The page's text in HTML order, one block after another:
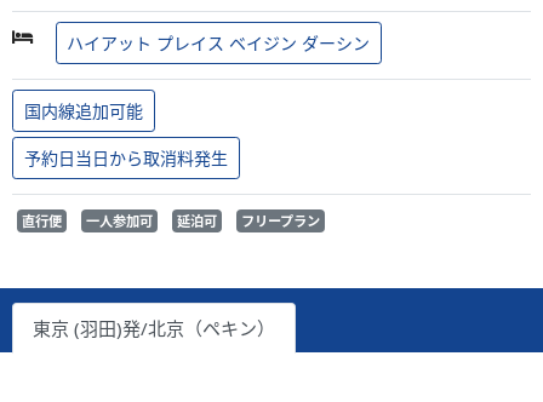
ハイアット プレイス ベイジン ダーシン
国内線追加可能
予約日当日から取消料発生
直行便 一人参加可 延泊可 フリープラン
東京 (羽田)発/北京（ペキン）